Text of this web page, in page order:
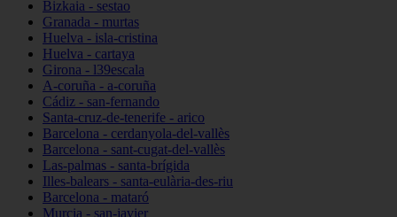
Bizkaia - sestao
Granada - murtas
Huelva - isla-cristina
Huelva - cartaya
Girona - l39escala
A-coruña - a-coruña
Cádiz - san-fernando
Santa-cruz-de-tenerife - arico
Barcelona - cerdanyola-del-vallès
Barcelona - sant-cugat-del-vallès
Las-palmas - santa-brígida
Illes-balears - santa-eulària-des-riu
Barcelona - mataró
Murcia - san-javier